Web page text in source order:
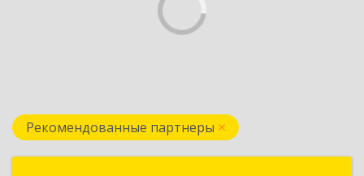
Рекомендованные партнеры